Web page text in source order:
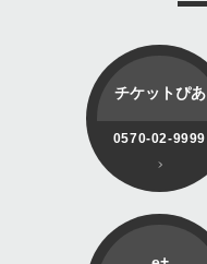
チケットぴあ
0570-02-9999